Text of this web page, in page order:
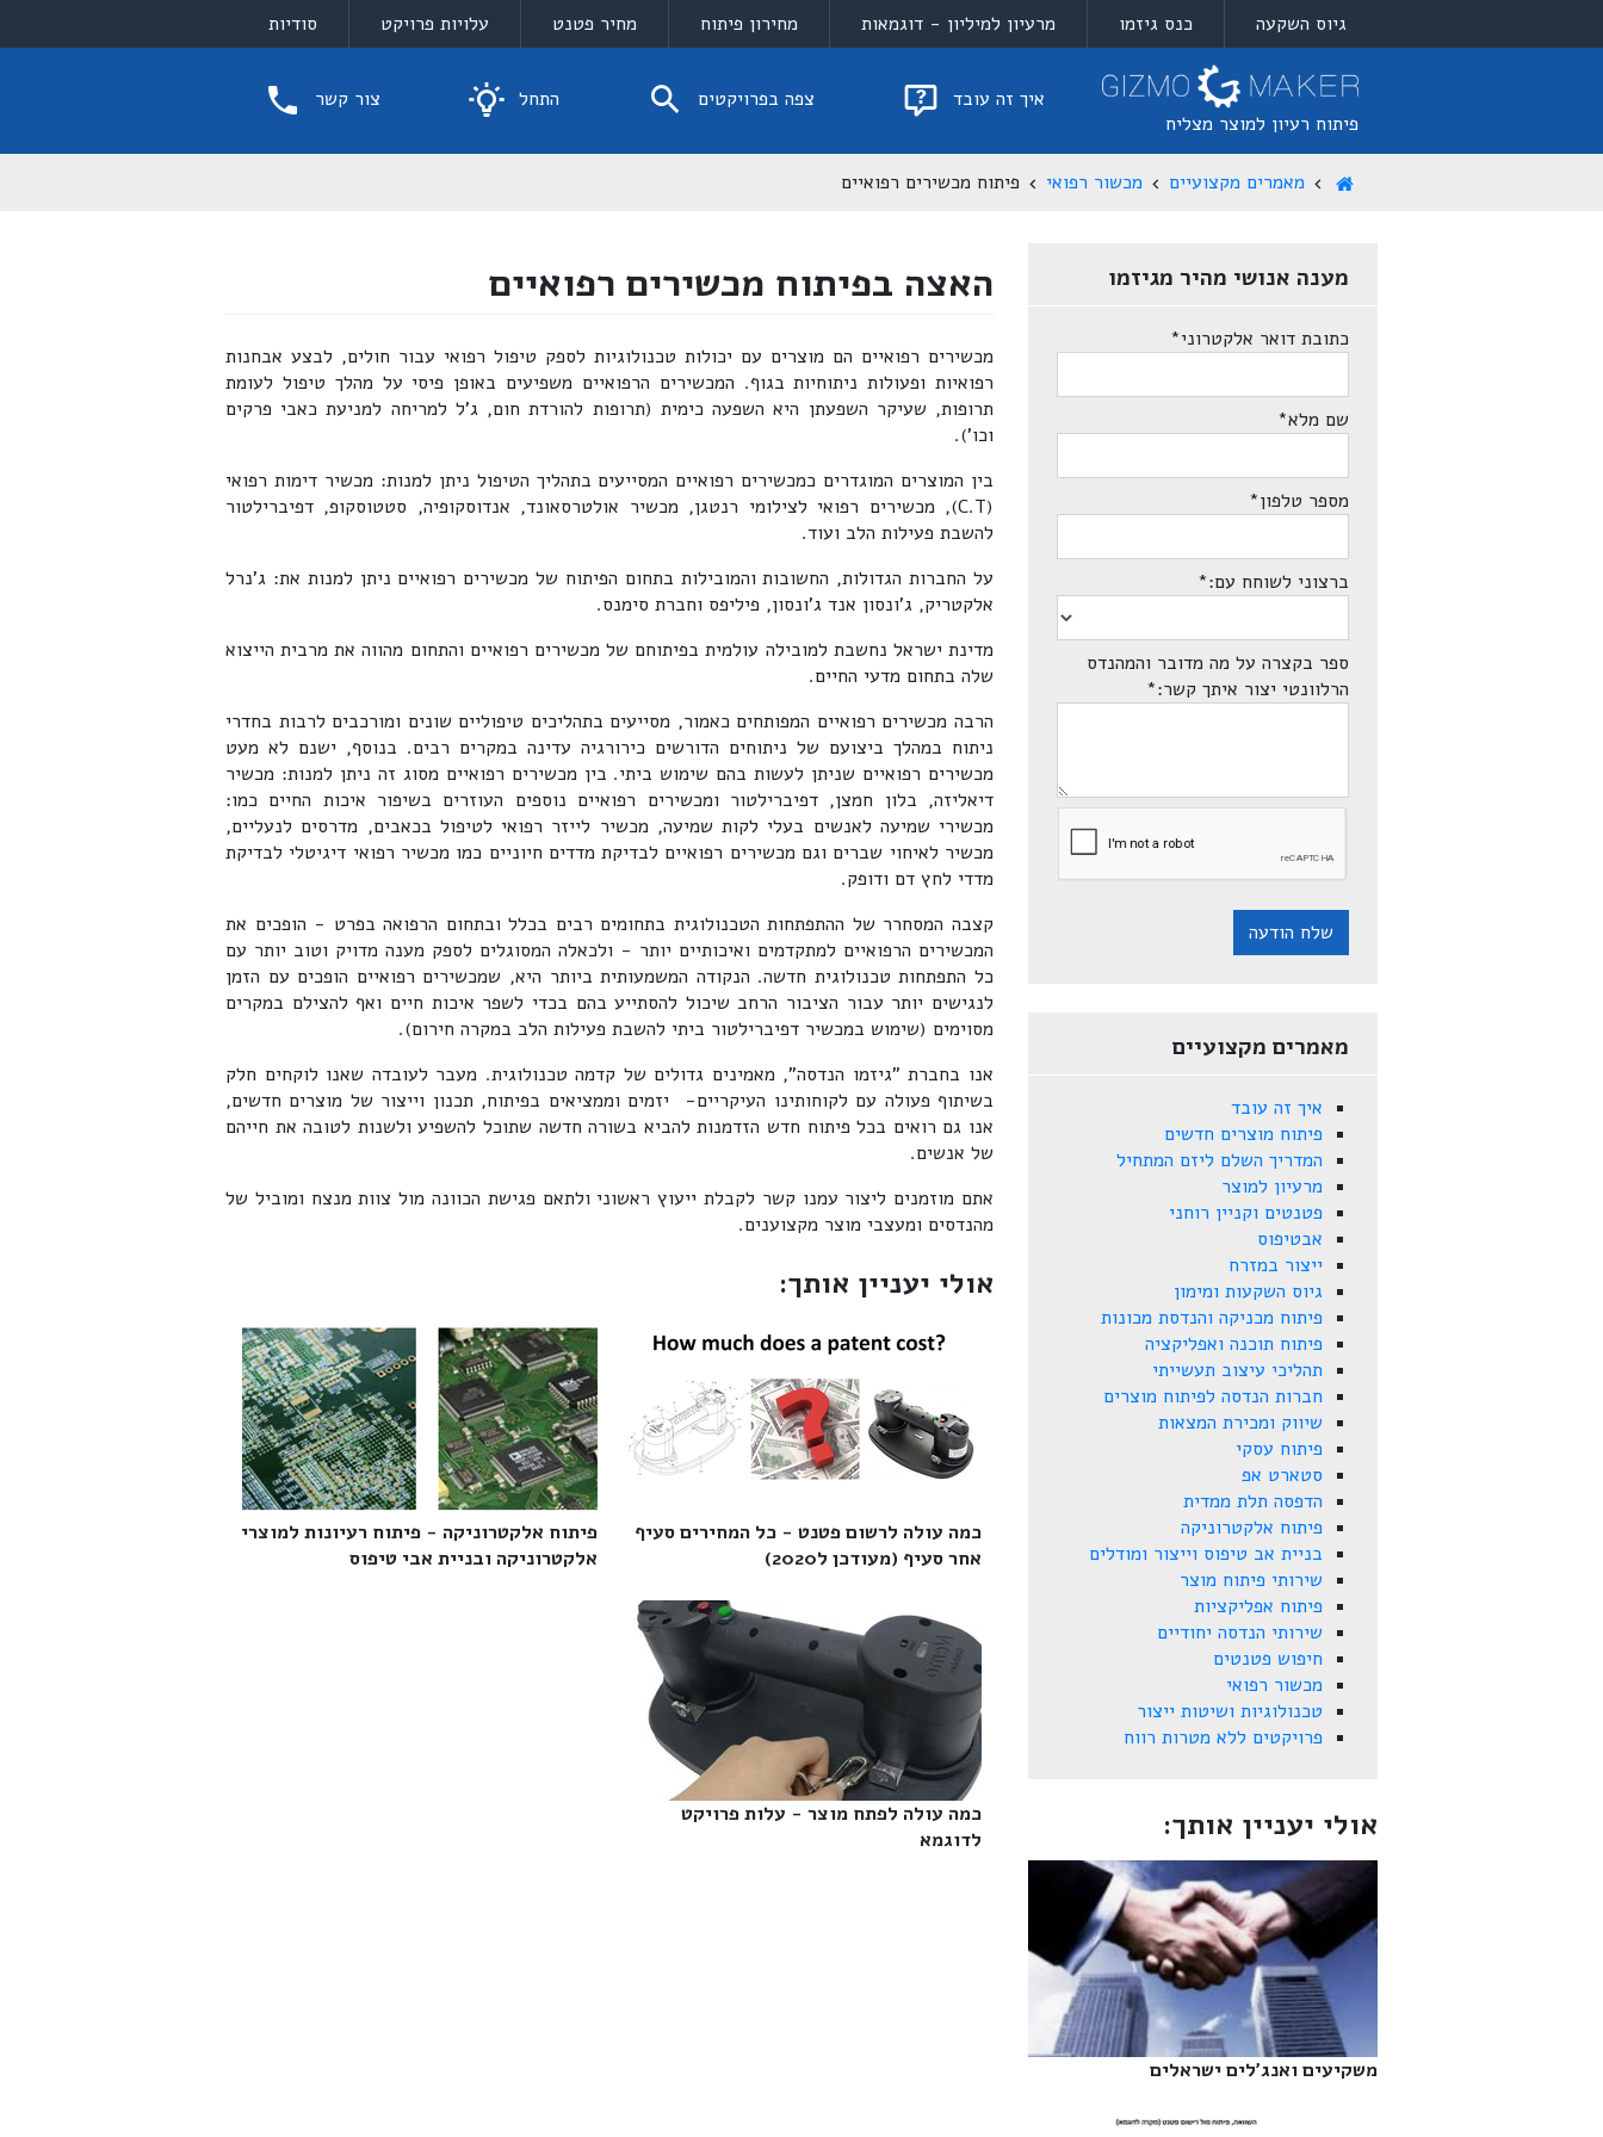
גיוס השקעה כנס גיזמו מרעיון למיליון - דוגמאות מחירון פיתוח מחיר פטנט עלויות פרויקט סודיות
פיתוח רעיון למוצר מצליח
איך זה עובד צפה בפרויקטים התחל צור קשר
מאמרים מקצועיים מכשור רפואי פיתוח מכשירים רפואיים
האצה בפיתוח מכשירים רפואיים
מכשירים רפואיים הם מוצרים עם יכולות טכנולוגיות לספק טיפול רפואי עבור חולים, לבצע אבחנות
רפואיות ופעולות ניתוחיות בגוף. המכשירים הרפואיים משפיעים באופן פיסי על מהלך טיפול לעומת
תרופות, שעיקר השפעתן היא השפעה כימית (תרופות להורדת חום, ג'ל למריחה למניעת כאבי פרקים
וכו').
בין המוצרים המוגדרים כמכשירים רפואיים המסייעים בתהליך הטיפול ניתן למנות: מכשיר דימות רפואי
(C.T), מכשירים רפואי לצילומי רנטגן, מכשיר אולטרסאונד, אנדוסקופיה, סטטוסקופ, דפיברילטור
להשבת פעילות הלב ועוד.
על החברות הגדולות, החשובות והמובילות בתחום הפיתוח של מכשירים רפואיים ניתן למנות את: ג'נרל
אלקטריק, ג'ונסון אנד ג'ונסון, פיליפס וחברת סימנס.
מדינת ישראל נחשבת למובילה עולמית בפיתוחם של מכשירים רפואיים והתחום מהווה את מרבית הייצוא
שלה בתחום מדעי החיים.
הרבה מכשירים רפואיים המפותחים כאמור, מסייעים בתהליכים טיפוליים שונים ומורכבים לרבות בחדרי
ניתוח במהלך ביצועם של ניתוחים הדורשים כירורגיה עדינה במקרים רבים. בנוסף, ישנם לא מעט
מכשירים רפואיים שניתן לעשות בהם שימוש ביתי. בין מכשירים רפואיים מסוג זה ניתן למנות: מכשיר
דיאליזה, בלון חמצן, דפיברילטור ומכשירים רפואיים נוספים העוזרים בשיפור איכות החיים כמו:
מכשירי שמיעה לאנשים בעלי לקות שמיעה, מכשיר לייזר רפואי לטיפול בכאבים, מדרסים לנעליים,
מכשיר לאיחוי שברים וגם מכשירים רפואיים לבדיקת מדדים חיוניים כמו מכשיר רפואי דיגיטלי לבדיקת
מדדי לחץ דם ודופק.
קצבה המסחרר של ההתפתחות הטכנולוגית בתחומים רבים בכלל ובתחום הרפואה בפרט - הופכים את
המכשירים הרפואיים למתקדמים ואיכותיים יותר - ולכאלה המסוגלים לספק מענה מדויק וטוב יותר עם
כל התפתחות טכנולוגית חדשה. הנקודה המשמעותית ביותר היא, שמכשירים רפואיים הופכים עם הזמן
לנגישים יותר עבור הציבור הרחב שיכול להסתייע בהם בכדי לשפר איכות חיים ואף להצילם במקרים
מסוימים (שימוש במכשיר דפיברילטור ביתי להשבת פעילות הלב במקרה חירום).
אנו בחברת "גיזמו הנדסה", מאמינים גדולים של קדמה טכנולוגית. מעבר לעובדה שאנו לוקחים חלק
בשיתוף פעולה עם לקוחותינו העיקריים- יזמים וממציאים בפיתוח, תכנון וייצור של מוצרים חדשים,
אנו גם רואים בכל פיתוח חדש הזדמנות להביא בשורה חדשה שתוכל להשפיע ולשנות לטובה את חייהם
של אנשים.
אתם מוזמנים ליצור עמנו קשר לקבלת ייעוץ ראשוני ולתאם פגישת הכוונה מול צוות מנצח ומוביל של
מהנדסים ומעצבי מוצר מקצוענים.
אולי יעניין אותך:
כמה עולה לרשום פטנט - כל המחירים סעיף
אחר סעיף (מעודכן ל2020)‎
פיתוח אלקטרוניקה - פיתוח רעיונות למוצרי
אלקטרוניקה ובניית אבי טיפוס‎
כמה עולה לפתח מוצר - עלות פרויקט
לדוגמא‎
מענה אנושי מהיר מגיזמו
כתובת דואר אלקטרוני*
שם מלא*
מספר טלפון*
ברצוני לשוחח עם:*
ספר בקצרה על מה מדובר והמהנדס
הרלוונטי יצור איתך קשר:*
שלח הודעה
מאמרים מקצועיים
איך זה עובד
פיתוח מוצרים חדשים
המדריך השלם ליזם המתחיל
מרעיון למוצר
פטנטים וקניין רוחני
אבטיפוס
ייצור במזרח
גיוס השקעות ומימון
פיתוח מכניקה והנדסת מכונות
פיתוח תוכנה ואפליקציה
תהליכי עיצוב תעשייתי
חברות הנדסה לפיתוח מוצרים
שיווק ומכירת המצאות
פיתוח עסקי
סטארט אפ
הדפסה תלת ממדית
פיתוח אלקטרוניקה
בניית אב טיפוס וייצור ומודלים
שירותי פיתוח מוצר
פיתוח אפליקציות
שירותי הנדסה יחודיים
חיפוש פטנטים
מכשור רפואי
טכנולוגיות ושיטות ייצור
פרויקטים ללא מטרות רווח
אולי יעניין אותך:
משקיעים ואנג'לים ישראלים‎